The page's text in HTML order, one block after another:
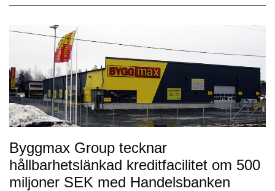
Byggmax Group tecknar
hållbarhetslänkad kreditfacilitet om 500
miljoner SEK med Handelsbanken